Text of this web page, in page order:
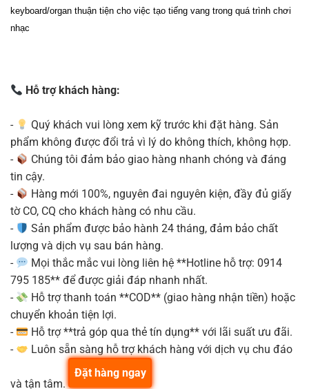
keyboard/organ thuận tiện cho việc tạo tiếng vang trong quá trình chơi
nhạc
Hỗ trợ khách hàng:
-
Quý khách vui lòng xem kỹ trước khi đặt hàng. Sản
phẩm không được đổi trả vì lý do không thích, không hợp.
-
Chúng tôi đảm bảo giao hàng nhanh chóng và đáng
tin cậy.
-
Hàng mới 100%, nguyên đai nguyên kiện, đầy đủ giấy
tờ CO, CQ cho khách hàng có nhu cầu.
-
Sản phẩm được bảo hành 24 tháng, đảm bảo chất
lượng và dịch vụ sau bán hàng.
-
Mọi thắc mắc vui lòng liên hệ **Hotline hỗ trợ: 0914
795 185** để được giải đáp nhanh nhất.
-
Hỗ trợ thanh toán **COD** (giao hàng nhận tiền) hoặc
chuyển khoản tiện lợi.
-
Hỗ trợ **trả góp qua thẻ tín dụng** với lãi suất ưu đãi.
-
Luôn sẵn sàng hỗ trợ khách hàng với dịch vụ chu đáo
và tận tâm.
Đặt hàng ngay